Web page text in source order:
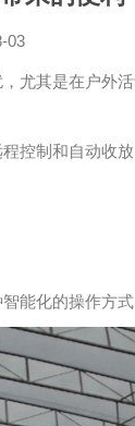
03
尤其是在户外
控制和自动收
能化的操作方